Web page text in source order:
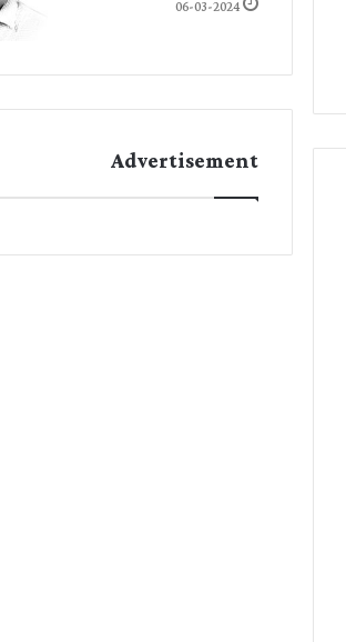
06-03-2024
Advertisement